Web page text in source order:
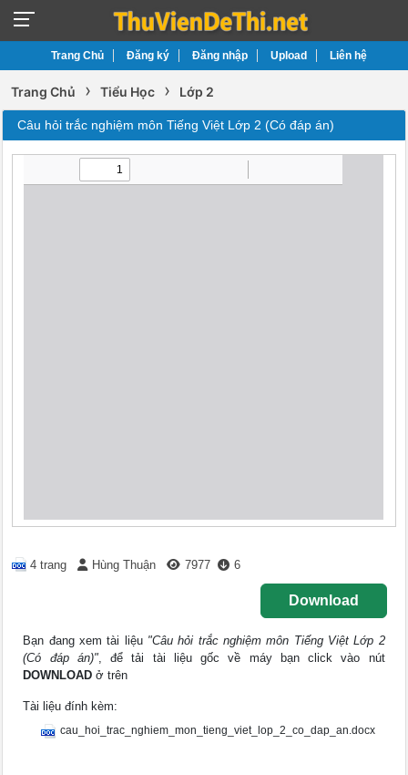
Trang Chủ Đăng ký Đăng nhập Upload Liên hệ
Trang Chủ › Tiểu Học › Lớp 2
Câu hỏi trắc nghiệm môn Tiếng Việt Lớp 2 (Có đáp án)
4 trang Hùng Thuận 7977 6
Download
Bạn đang xem tài liệu "Câu hỏi trắc nghiệm môn Tiếng Việt Lớp 2
(Có đáp án)", để tải tài liệu gốc về máy bạn click vào nút
DOWNLOAD ở trên
Tài liệu đính kèm:
cau_hoi_trac_nghiem_mon_tieng_viet_lop_2_co_dap_an.docx